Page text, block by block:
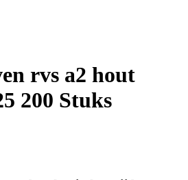
rvs a2 hout
200 Stuks